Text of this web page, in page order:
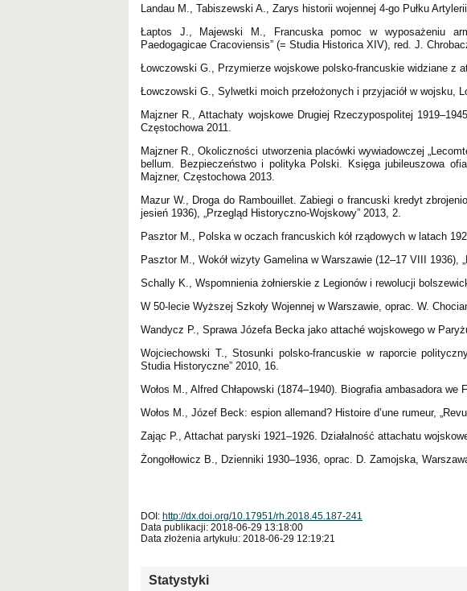
Landau M., Tabiszewski A., Zarys historii wojennej 4-go Pułku
Łaptos J., Majewski M., Francuska pomoc w wyposażeniu
Paedogagicae Cracoviensis” (= Studia Historica XIV), red. J.
Łowczowski G., Przymierze wojskowe polsko-francuskie widziane z
Łowczowski G., Sylwetki moich przełożonych i przyjaciół w wojsku,
Majzner R., Attachaty wojskowe Drugiej Rzeczypospolitej
Częstochowa 2011.
Majzner R., Okoliczności utworzenia placówki wywiadowczej
bellum. Bezpieczeństwo i polityka Polski. Księga jubileuszowa
Majzner, Częstochowa 2013.
Mazur W., Droga do Rambouillet. Zabiegi o francuski kredyt
jesień 1936), „Przegląd Historyczno-Wojskowy” 2013, 2.
Pasztor M., Polska w oczach francuskich kół rządowych w latach
Pasztor M., Wokół wizyty Gamelina w Warszawie (12–17 VIII 1936),
Schally K., Wspomnienia żołnierskie z Legionów i rewolucji
W 50-lecie Wyższej Szkoły Wojennej w Warszawie, oprac. W.
Wandycz P., Sprawa Józefa Becka jako attaché wojskowego w
Wojciechowski T., Stosunki polsko-francuskie w raporcie
Studia Historyczne” 2010, 16.
Wołos M., Alfred Chłapowski (1874–1940). Biografia ambasadora we
Wołos M., Józef Beck: espion allemand? Histoire d’une rumeur,
Zając P., Attachat paryski 1921–1926. Działalność attachatu
Żongołłowicz B., Dzienniki 1930–1936, oprac. D. Zamojska,
DOI: http://dx.doi.org/10.17951/rh.2018.45.187-241
Data publikacji: 2018-06-29 13:18:00
Data złożenia artykułu: 2018-06-29 12:19:21
Statystyki